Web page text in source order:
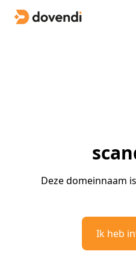
Deze domeinnaam
Ik heb